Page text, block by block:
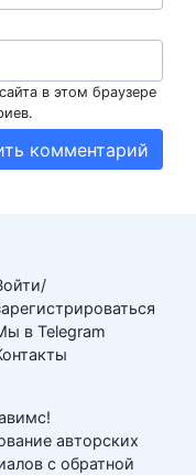
в этом браузере
в Telegram
авторских
с обратной